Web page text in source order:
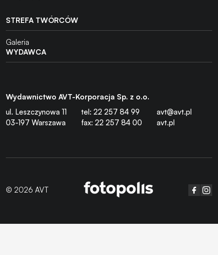
STREFA TWÓRCÓW
Galeria
WYDAWCA
Wydawnictwo AVT-Korporacja Sp. z o.o.
ul. Leszczynowa 11
03-197 Warszawa
tel: 22 257 84 99
fax: 22 257 84 00
avt@avt.pl
avt.pl
© 2026 AVT